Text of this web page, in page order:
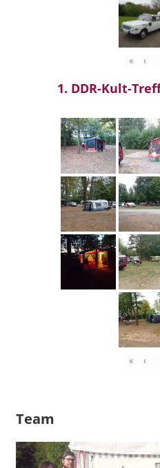
« ‹
1. DDR-Kult-
« ‹
Team